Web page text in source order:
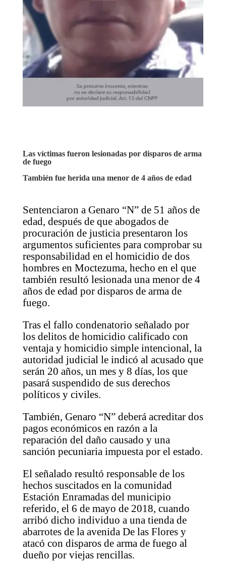
Las víctimas fueron lesionadas por disparos de arma
de fuego
También fue herida una menor de 4 años de edad
Sentenciaron a Genaro “N” de 51 años de
edad, después de que abogados de
procuración de justicia presentaron los
argumentos suficientes para comprobar su
responsabilidad en el homicidio de dos
hombres en Moctezuma, hecho en el que
también resultó lesionada una menor de 4
años de edad por disparos de arma de
fuego.
Tras el fallo condenatorio señalado por
los delitos de homicidio calificado con
ventaja y homicidio simple intencional, la
autoridad judicial le indicó al acusado que
serán 20 años, un mes y 8 días, los que
pasará suspendido de sus derechos
políticos y civiles.
También, Genaro “N” deberá acreditar dos
pagos económicos en razón a la
reparación del daño causado y una
sanción pecuniaria impuesta por el estado.
El señalado resultó responsable de los
hechos suscitados en la comunidad
Estación Enramadas del municipio
referido, el 6 de mayo de 2018, cuando
arribó dicho individuo a una tienda de
abarrotes de la avenida De las Flores y
atacó con disparos de arma de fuego al
dueño por viejas rencillas.